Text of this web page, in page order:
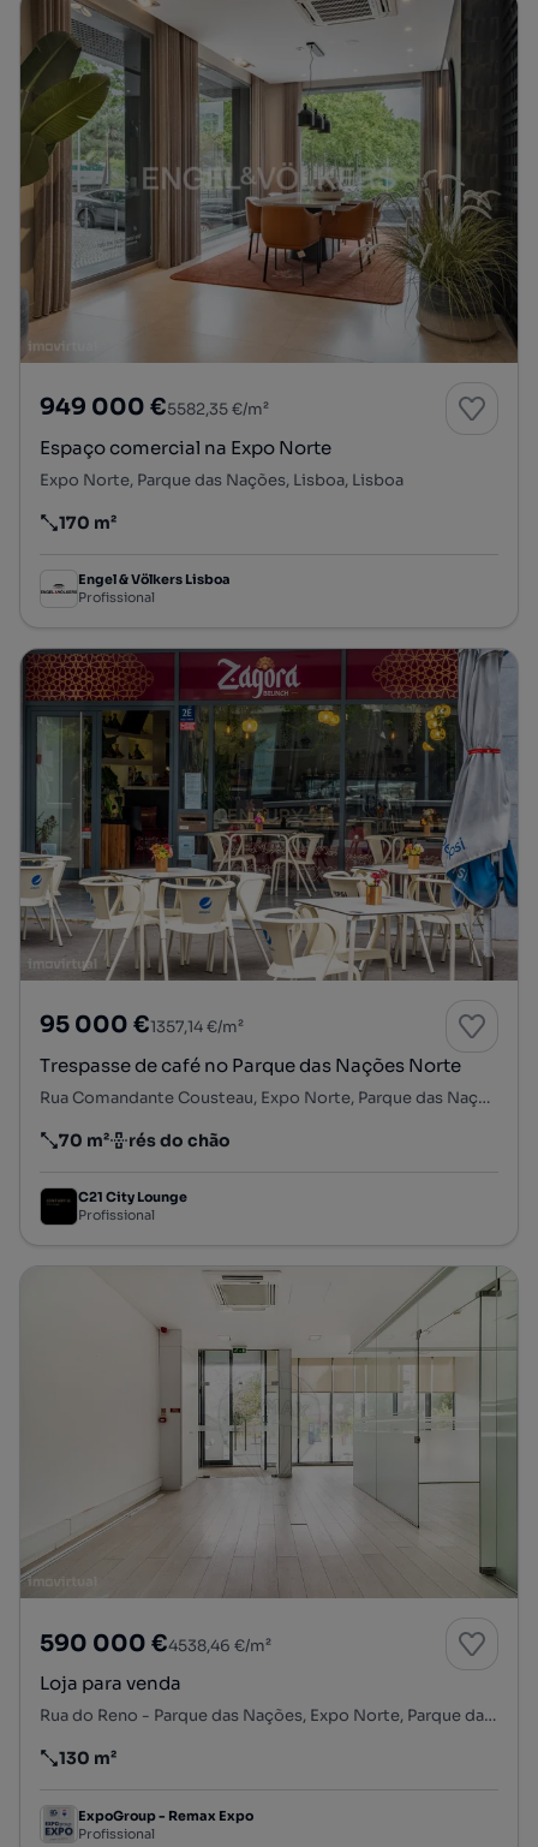
949 000 €5582,35 €/m²
Espaço comercial na Expo Norte
Expo Norte, Parque das Nações, Lisboa, Lisboa
Preço por metro quadrado
170 m²
Engel & Völkers Lisboa
Profissional
95 000 €1357,14 €/m²
Trespasse de café no Parque das Nações Norte
Rua Comandante Cousteau, Expo Norte, Parque das Nações, Lisboa, Lisboa
Preço por metro quadrado
70 m²
Andar rés do chão
C21 City Lounge
Profissional
590 000 €4538,46 €/m²
Loja para venda
Rua do Reno - Parque das Nações, Expo Norte, Parque das Nações, Lisboa, Lisboa
Preço por metro quadrado
130 m²
ExpoGroup - Remax Expo
Profissional